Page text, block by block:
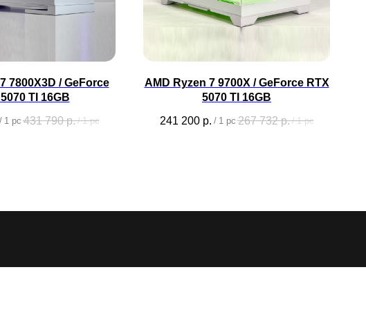
7800X3D / GeForce
TI 16GB
/ 1 pc 431 790 р. / 1 pc
AMD Ryzen 7 9700X / GeForce RTX
5070 TI 16GB
241 200 р. / 1 pc 267 732 р. / 1 pc